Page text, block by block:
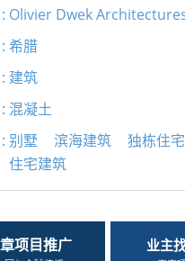
: Olivier Dwek
: 希腊
: 建筑
: 混凝土
: 别墅 滨海建筑
独栋住宅
住宅建筑
项目推广 业主